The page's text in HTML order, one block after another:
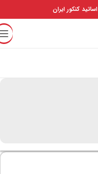
کنکور ایران